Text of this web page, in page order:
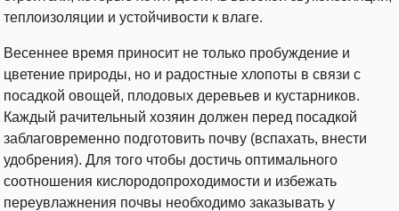
теплоизоляции и устойчивости к влаге.
Весеннее время приносит не только пробуждение и
цветение природы, но и радостные хлопоты в связи с
посадкой овощей, плодовых деревьев и кустарников.
Каждый рачительный хозяин должен перед посадкой
заблаговременно подготовить почву (вспахать, внести
удобрения). Для того чтобы достичь оптимального
соотношения кислородопроходимости и избежать
переувлажнения почвы необходимо заказывать у